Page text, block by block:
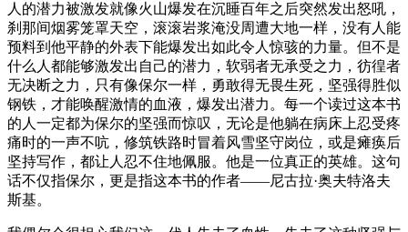
人的潜力被激发就像火山爆发在沉睡百年之后突然发出怒吼，
刹那间烟雾笼罩天空，滚滚岩浆淹没周遭大地一样，没有人能
预料到他平静的外表下能爆发出如此令人惊骇的力量。但不是
什么人都能够激发出自己的潜力，软弱者无承受之力，彷徨者
无决断之力，只有像保尔一样，勇敢得无畏生死，坚强得胜似
钢铁，才能唤醒激情的血液，爆发出潜力。每一个读过这本书
的人一定都为保尔的坚强而惊叹，无论是他躺在病床上忍受疼
痛时的一声不吭，修筑铁路时冒着风雪坚守岗位，或是瘫痪后
坚持写作，都让人忍不住地佩服。他是一位真正的英雄。这句
话不仅指保尔，更是指这本书的作者——尼古拉·奥夫特洛夫
斯基。